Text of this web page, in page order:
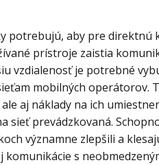
potrebujú, aby pre
prístroje zaistia
vzdialenosť je potrebné
mobilných operátorov.
aj náklady na ich
sieť prevádzkovaná.
významne zlepšili a
s